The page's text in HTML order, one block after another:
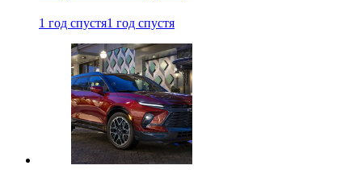
1 год спустя1 год спустя